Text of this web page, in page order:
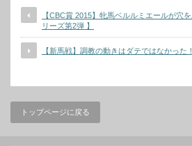
【CBC賞 2015】牝馬ベルルミエールが穴
リーズ第2弾 】
【新馬戦】調教の動きはダテではなかった
トップページに戻る